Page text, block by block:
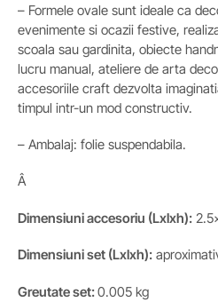
– Formele ovale sunt ideale ca
evenimente si ocazii festive,
scoala sau gardinita, obiecte
lucru manual, ateliere de arta
accesoriile craft dezvolta
timpul intr-un mod constructiv.
– Ambalaj: folie suspendabila.
Â
Dimensiuni accesoriu (Lxlxh):
Dimensiuni set (Lxlxh):
Greutate set:0.005 kg